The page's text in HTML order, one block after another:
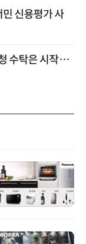
신용평가 사
수탁은 시작…